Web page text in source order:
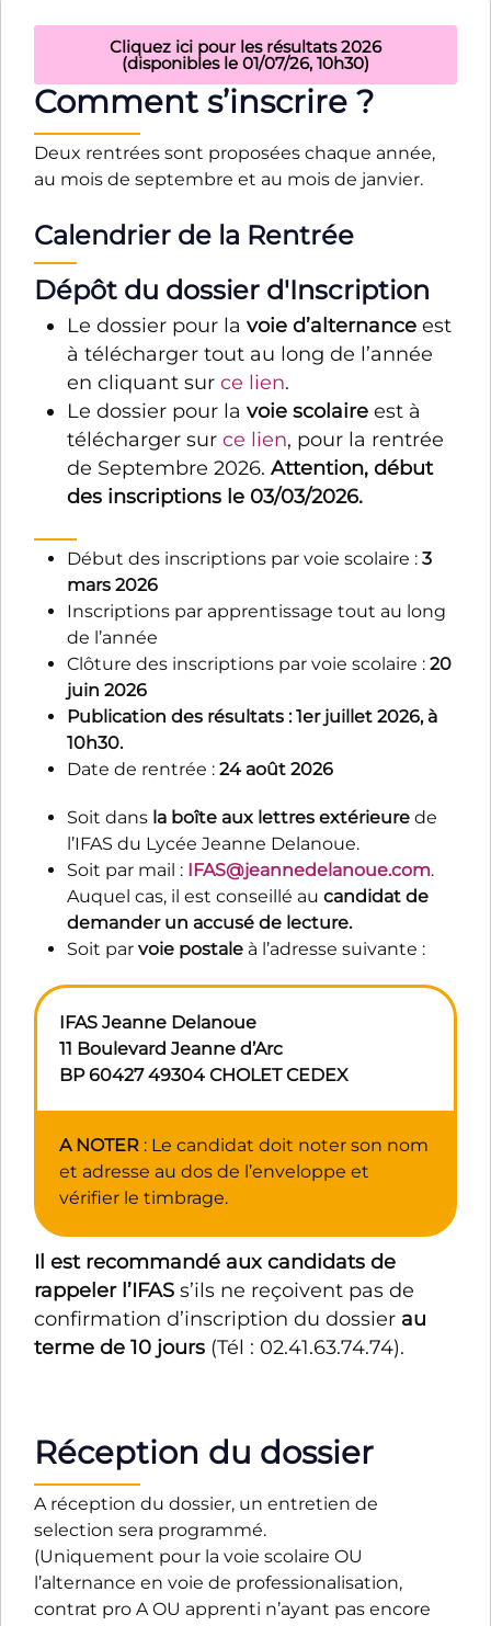
Cliquez ici pour les résultats 2026
(disponibles le 01/07/26, 10h30)
Comment s’inscrire ?
Deux rentrées sont proposées chaque année,
au mois de septembre et au mois de janvier.
Calendrier de la Rentrée
Dépôt du dossier d'Inscription
Le dossier pour la voie d’alternance est
à télécharger tout au long de l’année
en cliquant sur ce lien.
Le dossier pour la voie scolaire est à
télécharger sur ce lien, pour la rentrée
de Septembre 2026. Attention, début
des inscriptions le 03/03/2026.
Début des inscriptions par voie scolaire : 3
mars 2026
Inscriptions par apprentissage tout au long
de l’année
Clôture des inscriptions par voie scolaire : 20
juin 2026
Publication des résultats : 1er juillet 2026, à
10h30.
Date de rentrée : 24 août 2026
Soit dans la boîte aux lettres extérieure de
l’IFAS du Lycée Jeanne Delanoue.
Soit par mail : IFAS@jeannedelanoue.com.
Auquel cas, il est conseillé au candidat de
demander un accusé de lecture.
Soit par voie postale à l’adresse suivante :
IFAS Jeanne Delanoue
11 Boulevard Jeanne d’Arc
BP 60427 49304 CHOLET CEDEX
A NOTER : Le candidat doit noter son nom
et adresse au dos de l’enveloppe et
vérifier le timbrage.
Il est recommandé aux candidats de
rappeler l’IFAS s’ils ne reçoivent pas de
confirmation d’inscription du dossier au
terme de 10 jours (Tél : 02.41.63.74.74).
Réception du dossier
A réception du dossier, un entretien de
selection sera programmé.
(Uniquement pour la voie scolaire OU
l’alternance en voie de professionalisation,
contrat pro A OU apprenti n’ayant pas encore